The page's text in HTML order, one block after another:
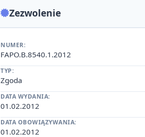
Zezwolenie
NUMER:
FAPO.B.8540.1.2012
TYP:
Zgoda
DATA WYDANIA:
01.02.2012
DATA OBOWIĄZYWANIA:
01.02.2012